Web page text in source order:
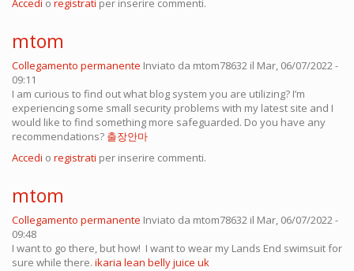
Accedi o registrati per inserire commenti.
mtom
Collegamento permanente Inviato da mtom78632 il Mar, 06/07/2022 -
09:11
I am curious to find out what blog system you are utilizing? I’m
experiencing some small security problems with my latest site and I
would like to find something more safeguarded. Do you have any
recommendations? 출장안마
Accedi o registrati per inserire commenti.
mtom
Collegamento permanente Inviato da mtom78632 il Mar, 06/07/2022 -
09:48
I want to go there, but how! I want to wear my Lands End swimsuit for
sure while there. ikaria lean belly juice uk